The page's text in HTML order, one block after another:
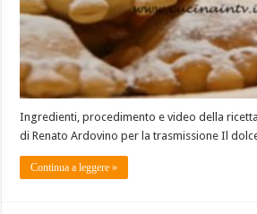
Ingredienti, procedimento e video della
di Renato Ardovino per la trasmissione Il
Continua a leggere »